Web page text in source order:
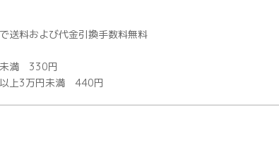
送料および代金引換手数料無料
未満 330円
上3万円未満 440円